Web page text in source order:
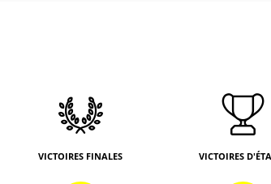
VICTOIRES FINALES VICTOIRES